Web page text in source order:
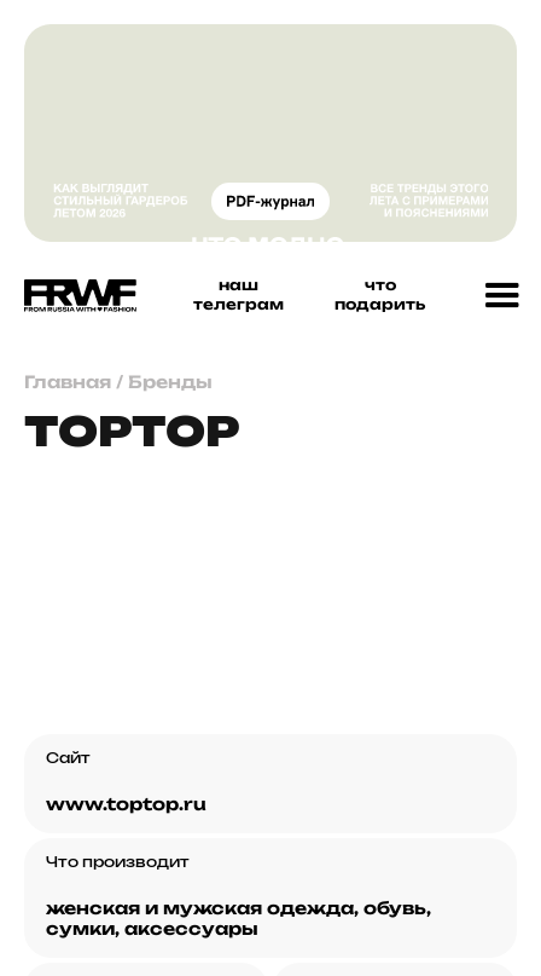
наш
телеграм
что
подарить
Главная / Бренды
TOPTOP
Сайт
www.toptop.ru
Что производит
женская и мужская одежда, обувь,
сумки, аксессуары